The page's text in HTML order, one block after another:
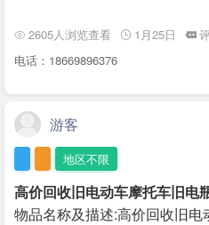
2605人浏览查看 1月25日
电话：18669896376
游客
地区不限
高价回收旧电动车摩托车旧电
物品名称及描述:高价回收旧